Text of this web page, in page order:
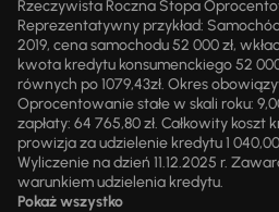
Rzeczywista Roczna Stopa
Reprezentatywny przykład:
2019, cena samochodu 52 000 zł,
kwota kredytu konsumenckiego 52
równych po 1079,43zł. Okres
Oprocentowanie stałe w skali roku:
zapłaty: 64 765,80 zł. Całkowity koszt
prowizja za udzielenie kredytu 1 040,00
Wyliczenie na dzień 11.12.2025 r.
warunkiem udzielenia kredytu.
Pokaż wszystko